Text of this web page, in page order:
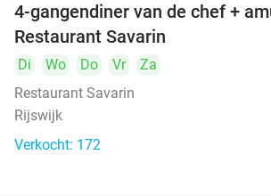
4-gangendiner van de chef +
Restaurant Savarin
Di Wo Do Vr
Za
Restaurant Savarin
Rijswijk
Verkocht: 172